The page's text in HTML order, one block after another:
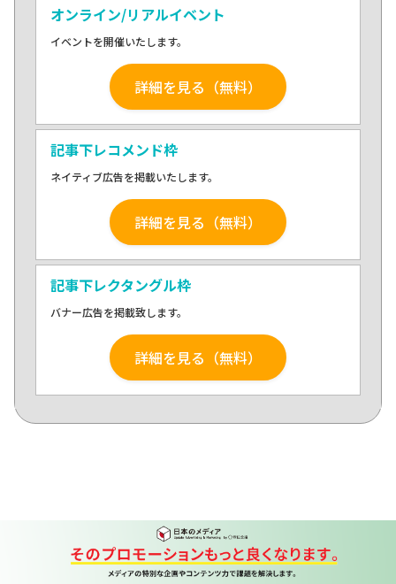
オンライン/リアルイベント
イベントを開催いたします。
詳細を見る（無料）
記事下レコメンド枠
ネイティブ広告を掲載いたします。
詳細を見る（無料）
記事下レクタングル枠
バナー広告を掲載致します。
詳細を見る（無料）